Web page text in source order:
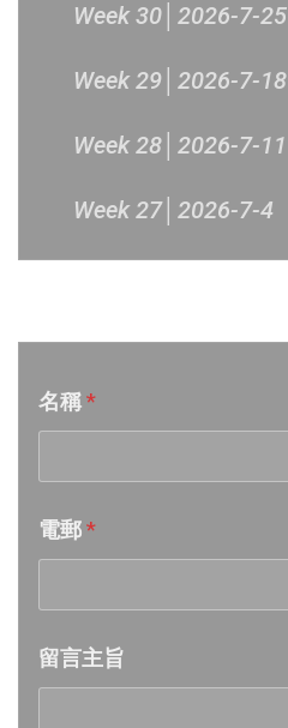
Week 30│2026-7-25
Week 29│2026-7-18
Week 28│2026-7-11
Week 27│2026-7-4
Week 25│2026-6-20
Week 24│2026-6-12
Week 22│2026-5-30
Week 20│2026-5-16
名稱*
電郵*
留言主旨